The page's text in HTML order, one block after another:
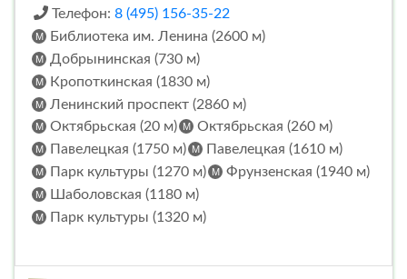
Телефон: 8 (495) 156-35-22
Библиотека им. Ленина (2600 м)
Добрынинская (730 м)
Кропоткинская (1830 м)
Ленинский проспект (2860 м)
Октябрьская (20 м)
Октябрьская (260 м)
Павелецкая (1750 м)
Павелецкая (1610 м)
Парк культуры (1270 м)
Фрунзенская (1940 м)
Шаболовская (1180 м)
Парк культуры (1320 м)